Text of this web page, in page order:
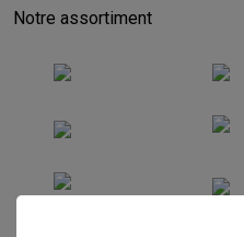
Notre assortiment